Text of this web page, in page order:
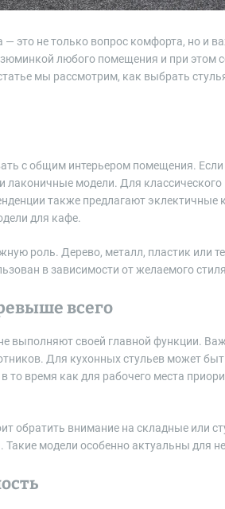
это не только вопрос комфорта, но и
любого помещения и при
мы рассмотрим, как выбрать
с общим интерьером помещения.
лаконичные модели. Для
также предлагают эклектичные
для кафе.
роль. Дерево, металл, пластик или
в зависимости от желаемого
всего
выполняют своей главной функции.
Для кухонных стульев может
то время как для рабочего места
обратить внимание на складные или
Такие модели особенно актуальны для